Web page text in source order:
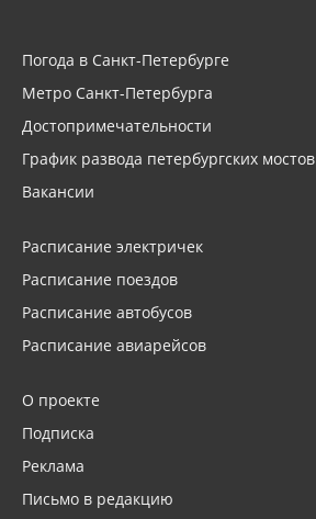
Погода в Санкт-Петербурге
Метро Санкт-Петербурга
Достопримечательности
График развода петербургских мостов
Вакансии
Расписание электричек
Расписание поездов
Расписание автобусов
Расписание авиарейсов
О проекте
Подписка
Реклама
Письмо в редакцию